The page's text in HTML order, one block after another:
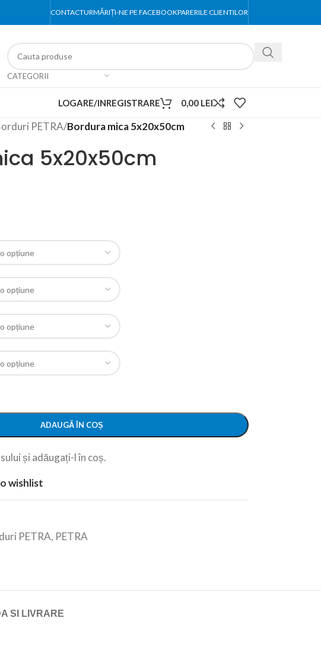
CONTACTURMĂRIȚI-NE PE FACEBOOKPARERILE CLIENTILOR
CATEGORII
LOGARE/INREGISTRARE 0,00 LEI
PETRA/Bordura mica 5x20x50cm
5x20x50cm
ADAUGĂ ÎN COȘ
și adăugați-l în coș.
wishlist
PETRA, PETRA
SI LIVRARE